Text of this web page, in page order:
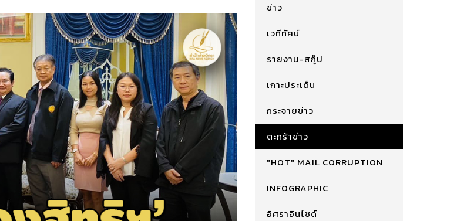
ข่าว
เวทีทัศน์
รายงาน-สกู๊ป
เกาะประเด็น
กระจายข่าว
ตะกร้าข่าว
"HOT" MAIL CORRUPTION
INFOGRAPHIC
อิศราอินไซด์